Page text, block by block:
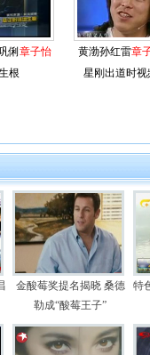
俐 章子怡
根
黄渤孙红雷章
星刚出道时视
金酸莓奖提名揭晓 桑德
勒成“酸莓王子”
特